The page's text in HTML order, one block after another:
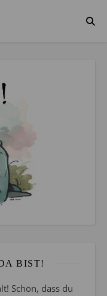
BIST!
Schön, dass du